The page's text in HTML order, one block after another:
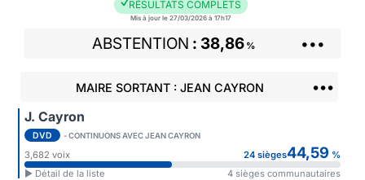
RÉSULTATS COMPLETS
Mis à jour le 27/03/2026 à 17h17
ABSTENTION 38,86 % •••
MAIRE SORTANT : JEAN CAYRON •••
J. Cayron
DVD - CONTINUONS AVEC JEAN CAYRON
3,682 voix 24 sièges44,59 %
► Détail de la liste
4 sièges communautaires